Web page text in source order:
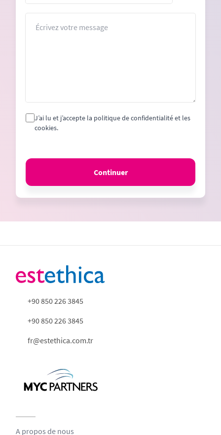
States
J’ai lu et j’accepte la politique de confidentialité et les
cookies.
Continuer
+90 850 226 3845
+90 850 226 3845
fr@estethica.com.tr
A propos de nous